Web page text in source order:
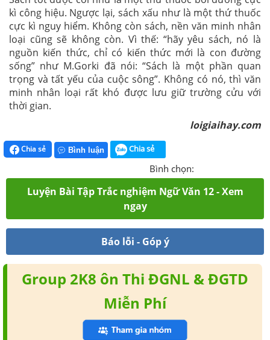
kì công hiệu. Ngược lại, sách xấu như là một thứ thuốc
cực kì nguy hiểm. Không còn sách, nền văn minh nhân
loại cũng sẽ không còn. Vì thế: “hãy yêu sách, nó là
nguồn kiến thức, chỉ có kiến thức mới là con đường
sống” như M.Gorki đã nói: “Sách là một phần quan
trọng và tất yếu của cuộc sông”. Không có nó, thì văn
minh nhân loại rất khó được lưu giữ trường cửu với
thời gian.
loigiaihay.com
Chia sẻ Bình luận Chia sẻ
Bình chọn:
Luyện Bài Tập Trắc nghiệm Ngữ Văn 12 - Xem
ngay
Báo lỗi - Góp ý
Group 2K8 ôn Thi ĐGNL & ĐGTD
Miễn Phí